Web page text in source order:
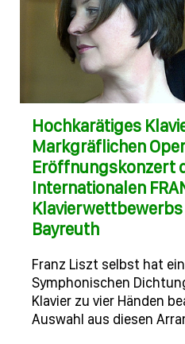
Hochkarätiges
Markgräflichen
Eröffnungskonzert
Internationalen
Klavierwettbewerbs
Bayreuth
Franz Liszt selbst hat
Symphonischen
Klavier zu vier Händen
Auswahl aus diesen